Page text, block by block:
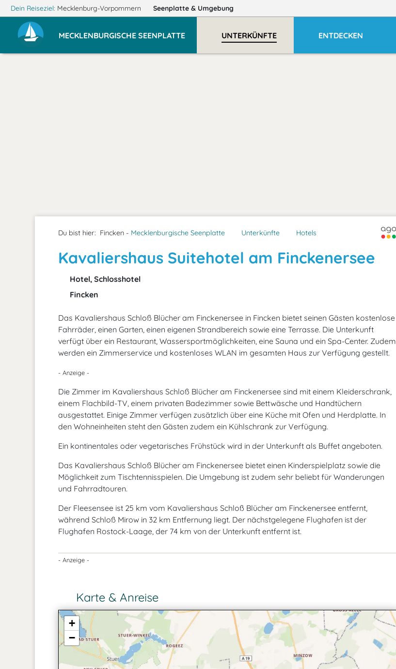
Dein Reiseziel: Mecklenburg-Vorpommern Seenplatte & Umgebung
MECKLENBURGISCHE SEENPLATTE UNTERKÜNFTE ENTDECKEN
Du bist hier: Fincken - Mecklenburgische Seenplatte Unterkünfte Hotels
Kavaliershaus Suitehotel am Finckenersee
Hotel, Schlosshotel
Fincken
Das Kavaliershaus Schloß Blücher am Finckenersee in Fincken bietet seinen Gästen kostenlose
Fahrräder, einen Garten, einen eigenen Strandbereich sowie eine Terrasse. Die Unterkunft
verfügt über ein Restaurant, Wassersportmöglichkeiten, eine Sauna und ein Spa-Center. Zudem
werden ein Zimmerservice und kostenloses WLAN im gesamten Haus zur Verfügung gestellt.
- Anzeige -
Die Zimmer im Kavaliershaus Schloß Blücher am Finckenersee sind mit einem Kleiderschrank,
einem Flachbild-TV, einem privaten Badezimmer sowie Bettwäsche und Handtüchern
ausgestattet. Einige Zimmer verfügen zusätzlich über eine Küche mit Ofen und Herdplatte. In
den Wohneinheiten steht den Gästen zudem ein Kühlschrank zur Verfügung.
Ein kontinentales oder vegetarisches Frühstück wird in der Unterkunft als Buffet angeboten.
Das Kavaliershaus Schloß Blücher am Finckenersee bietet einen Kinderspielplatz sowie die
Möglichkeit zum Tischtennisspielen. Die Umgebung ist zudem sehr beliebt für Wanderungen
und Fahrradtouren.
Der Fleesensee ist 25 km vom Kavaliershaus Schloß Blücher am Finckenersee entfernt,
während Schloß Mirow in 32 km Entfernung liegt. Der nächstgelegene Flughafen ist der
Flughafen Rostock-Laage, der 74 km von der Unterkunft entfernt ist.
- Anzeige -
Karte & Anreise
+
−